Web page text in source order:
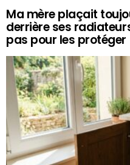
Ma mère plaçait
derrière ses
pas pour les protéger